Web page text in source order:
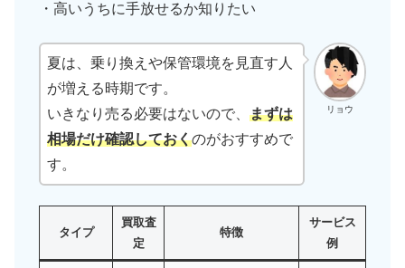
・高いうちに手放せるか知りたい
リョウ
夏は、乗り換えや保管環境を見直す人
が増える時期です。
いきなり売る必要はないので、 まずは
相場だけ確認しておくのがおすすめで
す。
タイプ
買取査
定
特徴
サービス
例